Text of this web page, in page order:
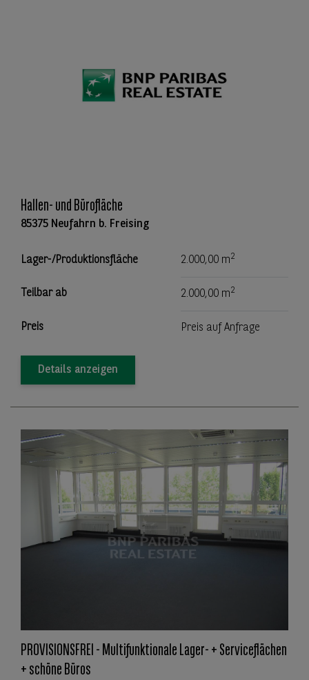
Hallen- und Bürofläche
85375 Neufahrn b. Freising
Lager-/Produktionsfläche 2.000,00 m2
Teilbar ab 2.000,00 m2
Preis Preis auf Anfrage
Details anzeigen
PROVISIONSFREI - Multifunktionale Lager- + Serviceflächen
+ schöne Büros